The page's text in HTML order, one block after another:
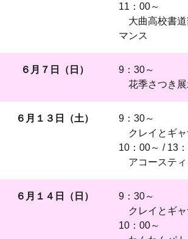
11：00～
大曲高校書道
マンス
６月７日（日）
9：30～
花季さつき展
６月１３日（土）
9：30～
クレイとギャ
10：00～ / 13
アコースティ
６月１４日（日）
9：30～
クレイとギャ
10：00～